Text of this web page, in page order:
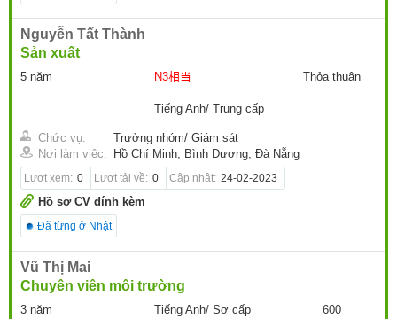
Nguyễn Tất Thành
Sản xuất
5 năm N3相当
Tiếng Anh/ Trung cấp
Thỏa thuận
Chức vụ:
Trưởng nhóm/ Giám sát
Nơi làm việc:
Hồ Chí Minh, Bình Dương, Đà Nẵng
Lượt xem: 0 Lượt tải về: 0 Cập nhật: 24-02-2023
Hồ sơ CV đính kèm
Đã từng ở Nhật
Vũ Thị Mai
Chuyên viên môi trường
3 năm Tiếng Anh/ Sơ cấp 600